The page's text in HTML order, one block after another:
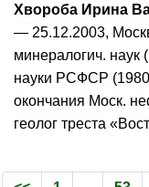
Хвороба Ирина
— 25.12.2003,
минералогич. наук
науки РСФСР
окончания Моск.
геолог треста